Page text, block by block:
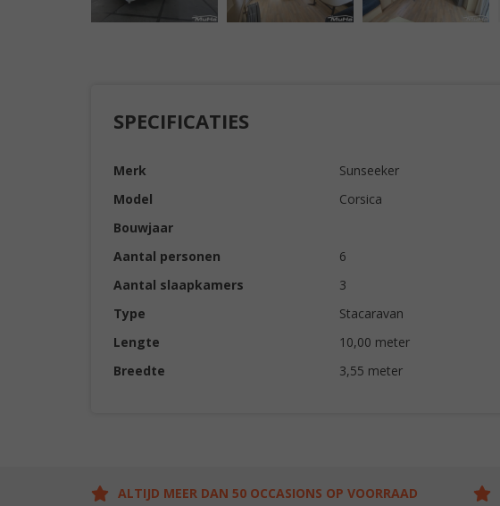
SPECIFICATIES
Merk
Sunseeker
Model
Corsica
Bouwjaar
Aantal personen
6
Aantal slaapkamers
3
Type
Stacaravan
Lengte
10,00 meter
Breedte
3,55 meter
ALTIJD MEER DAN 50 OCCASIONS OP VOORRAAD